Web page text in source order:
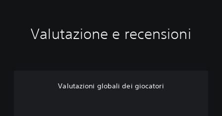
Valutazione e recensioni
Valutazioni globali dei giocatori